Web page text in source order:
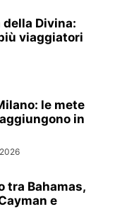
della Divina:
viaggiatori
le mete
in
tra Bahamas,
e